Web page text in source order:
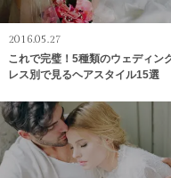
2016.05.27
これで完璧！5種類のウェディン
レス別で見るヘアスタイル15選